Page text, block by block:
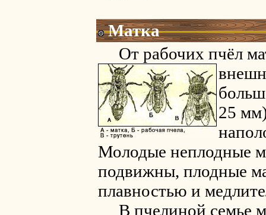
Матка
От рабочих пчёл
25
Молодые неплодные
подвижны, плодные
плавностью и
В пчелиной семье